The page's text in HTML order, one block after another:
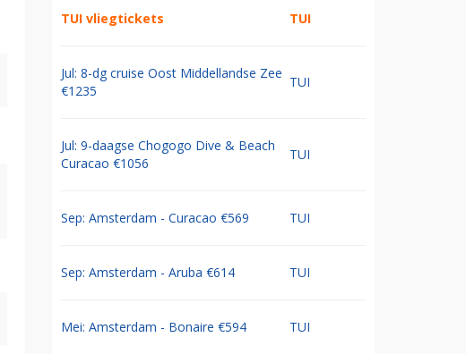
TUI vliegtickets TUI
Jul: 8-dg cruise Oost Middellandse Zee
€1235
TUI
Jul: 9-daagse Chogogo Dive & Beach
Curacao €1056
TUI
Sep: Amsterdam - Curacao €569 TUI
Sep: Amsterdam - Aruba €614 TUI
Mei: Amsterdam - Bonaire €594 TUI